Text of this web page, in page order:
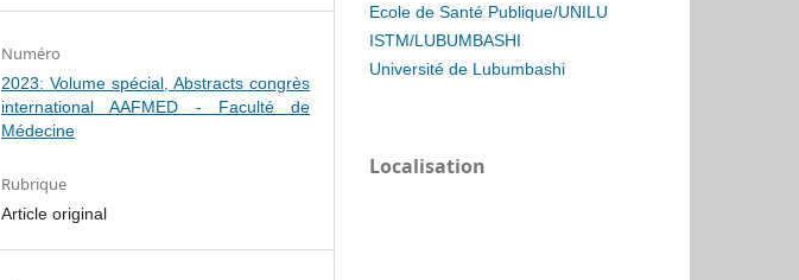
Numéro
2023: Volume spécial, Abstracts congrès
international AAFMED - Faculté de
Médecine
Rubrique
Article original
Ecole de Santé Publique/UNILU
ISTM/LUBUMBASHI
Université de Lubumbashi
Localisation